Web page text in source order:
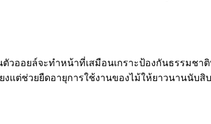
อยล์จะทำหน้าที่เสมือนเกราะป้องกันธรรมชาติ
แต่ช่วยยืดอายุการใช้งานของไม้ให้ยาวนานนับ